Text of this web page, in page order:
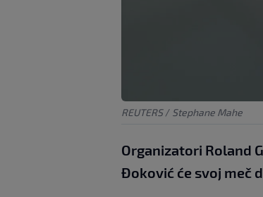
REUTERS / Stephane Mahe
Organizatori Roland
Đoković će svoj meč